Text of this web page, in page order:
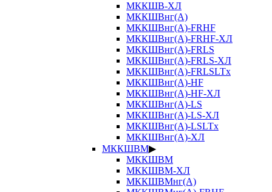
МККШВ-ХЛ
МККШВнг(А)
МККШВнг(А)-FRHF
МККШВнг(А)-FRHF-ХЛ
МККШВнг(А)-FRLS
МККШВнг(А)-FRLS-ХЛ
МККШВнг(А)-FRLSLTx
МККШВнг(А)-HF
МККШВнг(А)-HF-ХЛ
МККШВнг(А)-LS
МККШВнг(А)-LS-ХЛ
МККШВнг(А)-LSLTx
МККШВнг(А)-ХЛ
МККШВМ▶
МККШВМ
МККШВМ-ХЛ
МККШВМнг(А)